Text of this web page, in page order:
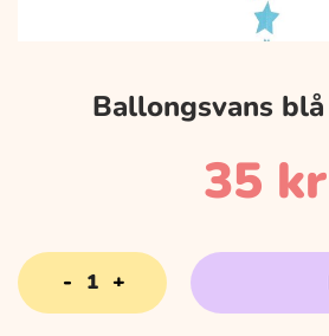
Ballongsvans
35 kr
Ballongsvans
blå
stjärnor